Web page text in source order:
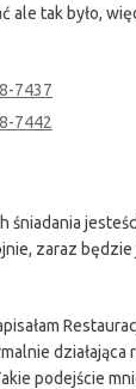
ale tak było,
śniadania
zaraz
podejście